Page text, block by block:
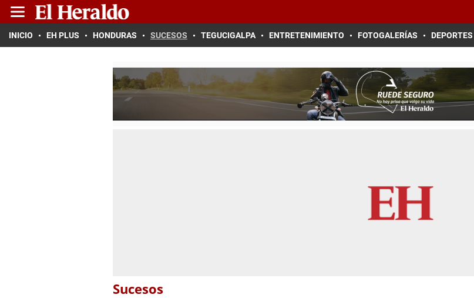
INICIO EH PLUS HONDURAS SUCESOS TEGUCIGALPA ENTRETENIMIENTO FOTOGALERÍAS DEPORTES
Sucesos